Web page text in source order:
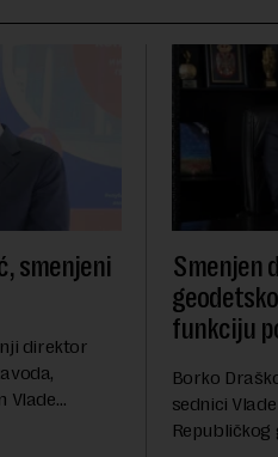
smenjeni
direktor
Vlade
Smenjen
funkciju
Borko
sednici